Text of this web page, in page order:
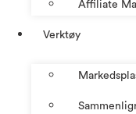
Affiliate
Verktøy